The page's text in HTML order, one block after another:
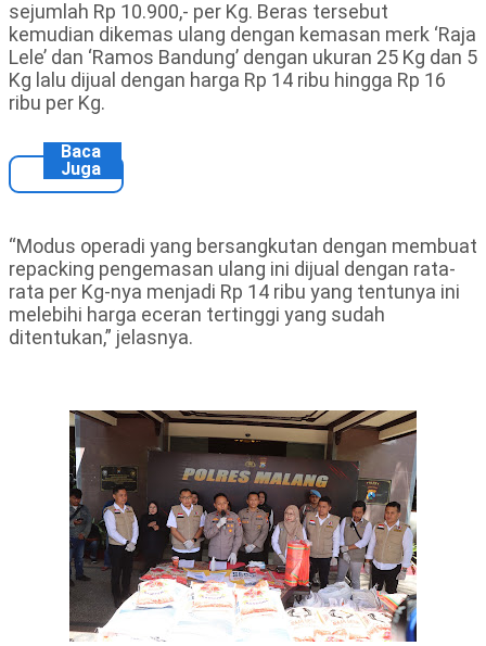
sejumlah Rp 10.900,- per Kg. Beras tersebut
kemudian dikemas ulang dengan kemasan merk ‘Raja
Lele’ dan ‘Ramos Bandung’ dengan ukuran 25 Kg dan 5
Kg lalu dijual dengan harga Rp 14 ribu hingga Rp 16
ribu per Kg.
Baca
Juga
“Modus operadi yang bersangkutan dengan membuat
repacking pengemasan ulang ini dijual dengan rata-
rata per Kg-nya menjadi Rp 14 ribu yang tentunya ini
melebihi harga eceran tertinggi yang sudah
ditentukan,” jelasnya.